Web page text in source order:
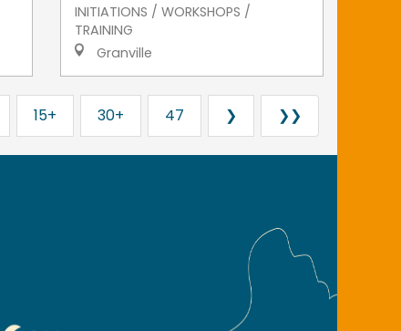
INITIATIONS / WORKSHOPS /
TRAINING
Granville
15+ 30+ 47 ❯ ❯❯